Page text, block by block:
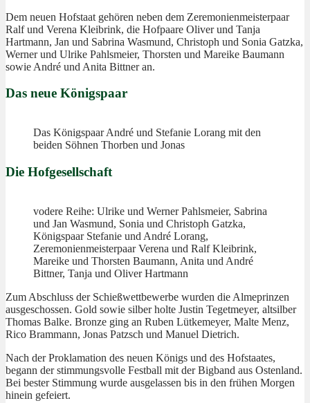
Dem neuen Hofstaat gehören neben dem Zeremonienmeisterpaar
Ralf und Verena Kleibrink, die Hofpaare Oliver und Tanja
Hartmann, Jan und Sabrina Wasmund, Christoph und Sonia Gatzka,
Werner und Ulrike Pahlsmeier, Thorsten und Mareike Baumann
sowie André und Anita Bittner an.
Das neue Königspaar
Das Königspaar André und Stefanie Lorang mit den
beiden Söhnen Thorben und Jonas
Die Hofgesellschaft
vodere Reihe: Ulrike und Werner Pahlsmeier, Sabrina
und Jan Wasmund, Sonia und Christoph Gatzka,
Königspaar Stefanie und André Lorang,
Zeremonienmeisterpaar Verena und Ralf Kleibrink,
Mareike und Thorsten Baumann, Anita und André
Bittner, Tanja und Oliver Hartmann
Zum Abschluss der Schießwettbewerbe wurden die Almeprinzen
ausgeschossen. Gold sowie silber holte Justin Tegetmeyer, altsilber
Thomas Balke. Bronze ging an Ruben Lütkemeyer, Malte Menz,
Rico Brammann, Jonas Patzsch und Manuel Dietrich.
Nach der Proklamation des neuen Königs und des Hofstaates,
begann der stimmungsvolle Festball mit der Bigband aus Ostenland.
Bei bester Stimmung wurde ausgelassen bis in den frühen Morgen
hinein gefeiert.